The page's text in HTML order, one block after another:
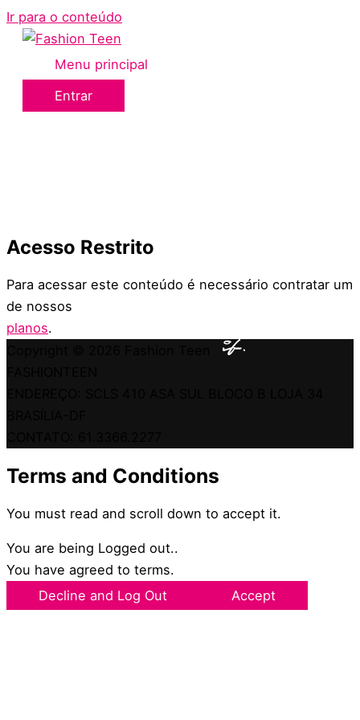
Ir para o conteúdo
Menu principal
Entrar
Acesso Restrito
Para acessar este conteúdo é necessário contratar um
de nossos
planos.
Terms and Conditions
You must read and scroll down to accept it.
You are being Logged out..
You have agreed to terms.
Decline and Log Out
Accept